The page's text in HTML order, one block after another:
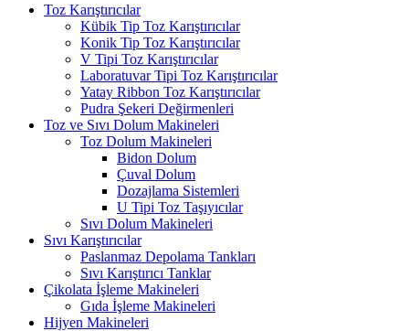
Toz Karıştırıcılar
Kübik Tip Toz Karıştırıcılar
Konik Tip Toz Karıştırıcılar
V Tipi Toz Karıştırıcılar
Laboratuvar Tipi Toz Karıştırıcılar
Yatay Ribbon Toz Karıştırıcılar
Pudra Şekeri Değirmenleri
Toz ve Sıvı Dolum Makineleri
Toz Dolum Makineleri
Bidon Dolum
Çuval Dolum
Dozajlama Sistemleri
U Tipi Toz Taşıyıcılar
Sıvı Dolum Makineleri
Sıvı Karıştırıcılar
Paslanmaz Depolama Tankları
Sıvı Karıştırıcı Tanklar
Çikolata İşleme Makineleri
Gıda İşleme Makineleri
Hijyen Makineleri